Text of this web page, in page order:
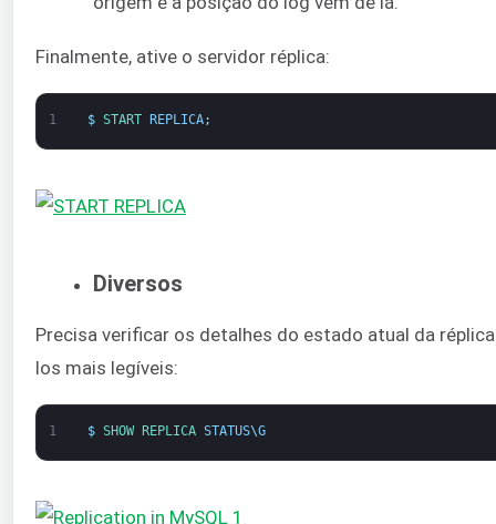
Finalmente, ative o servidor réplica:
1 $ START REPLICA;
Diversos
Precisa verificar os detalhes do estado atual da
los mais legíveis:
1 $ SHOW REPLICA STATUS\G